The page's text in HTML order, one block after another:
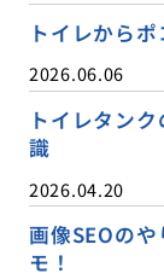
トイレから
2026.06.06
トイレタン
識
2026.04.20
画像SEOの
モ！